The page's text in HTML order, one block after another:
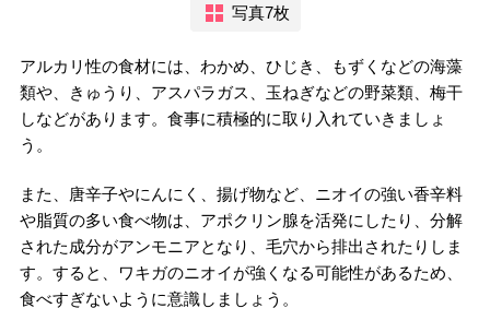
写真7枚
アルカリ性の食材には、わかめ、ひじき、もずくなどの海藻
類や、きゅうり、アスパラガス、玉ねぎなどの野菜類、梅干
しなどがあります。食事に積極的に取り入れていきましょ
う。
また、唐辛子やにんにく、揚げ物など、ニオイの強い香辛料
や脂質の多い食べ物は、アポクリン腺を活発にしたり、分解
された成分がアンモニアとなり、毛穴から排出されたりしま
す。すると、ワキガのニオイが強くなる可能性があるため、
食べすぎないように意識しましょう。